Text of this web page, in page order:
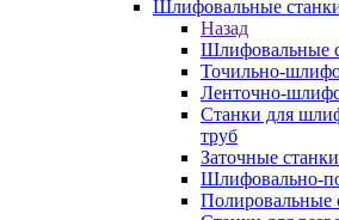
Шлифовальные
Назад
Шлифовальные
Точильно-
Ленточно-
Станки для
труб
Заточные станки
Шлифовально-
Полировальные